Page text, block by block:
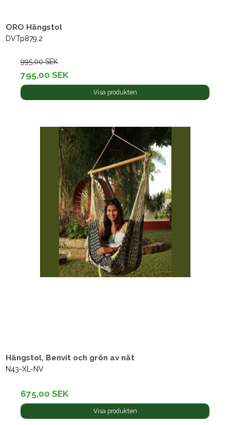
ORO Hängstol
DVTp879.2
995,00 SEK
795,00 SEK
Visa produkten
Hängstol, Benvit och grön av nät
N43-XL-NV
675,00 SEK
Visa produkten